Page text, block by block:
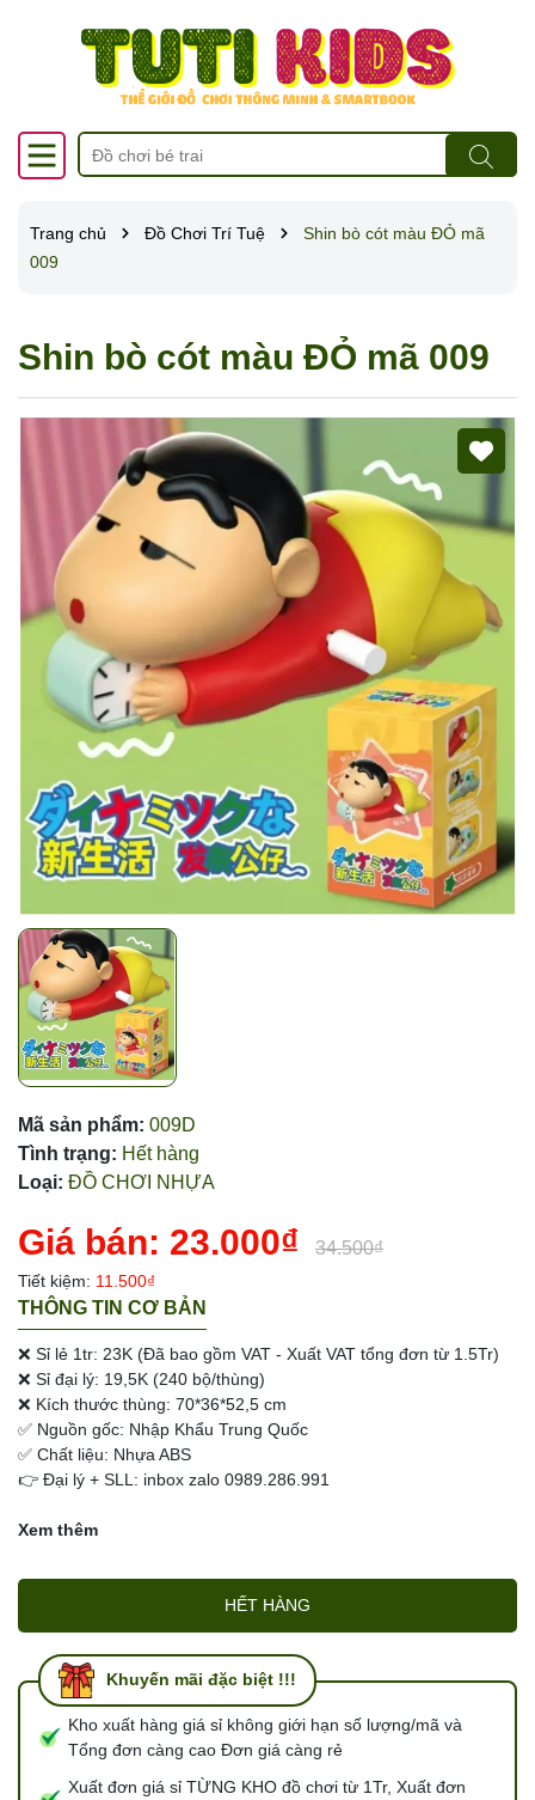
Trang chủ Đồ Chơi Trí Tuệ
Shin bò cót màu ĐỎ mã
009
Shin bò cót màu ĐỎ mã 009
Mã sản phẩm: 009D
Tình trạng: Hết hàng
Loại: ĐỒ CHƠI NHỰA
Giá bán: 23.000₫ 34.500₫
Tiết kiệm: 11.500₫
THÔNG TIN CƠ BẢN
❌ Sỉ lẻ 1tr: 23K (Đã bao gồm VAT - Xuất VAT tổng đơn từ 1.5Tr)
❌ Sỉ đại lý: 19,5K (240 bộ/thùng)
❌ Kích thước thùng: 70*36*52,5 cm
✅ Nguồn gốc: Nhập Khẩu Trung Quốc
✅ Chất liệu: Nhựa ABS
👉 Đại lý + SLL: inbox zalo 0989.286.991
Xem thêm
HẾT HÀNG
Khuyến mãi đặc biệt !!!
Kho xuất hàng giá sỉ không giới hạn số lượng/mã và
Tổng đơn càng cao Đơn giá càng rẻ
Xuất đơn giá sỉ TỪNG KHO đồ chơi từ 1Tr, Xuất đơn
Mã giảm giá:
Điều kiện: